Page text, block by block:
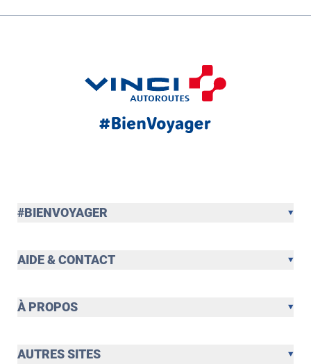
#BIENVOYAGER
AIDE & CONTACT
À PROPOS
AUTRES SITES